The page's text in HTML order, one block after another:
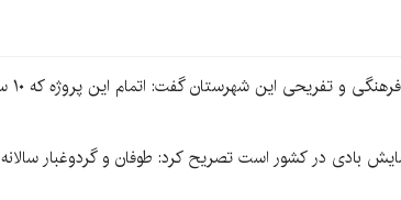
بادی در کشور است تصریح کرد: طوفان و گردوغبار